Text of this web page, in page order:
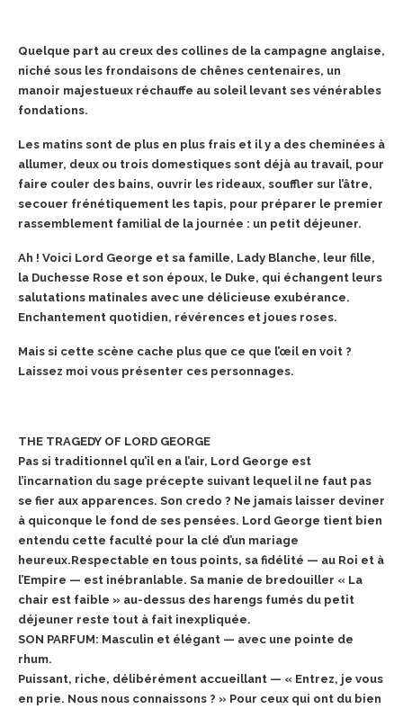
Quelque part au creux des collines de la campagne anglaise,
niché sous les frondaisons de chênes centenaires, un
manoir majestueux réchauffe au soleil levant ses vénérables
fondations.
Les matins sont de plus en plus frais et il y a des cheminées à
allumer, deux ou trois domestiques sont déjà au travail, pour
faire couler des bains, ouvrir les rideaux, souffler sur l’âtre,
secouer frénétiquement les tapis, pour préparer le premier
rassemblement familial de la journée : un petit déjeuner.
Ah ! Voici Lord George et sa famille, Lady Blanche, leur fille,
la Duchesse Rose et son époux, le Duke, qui échangent leurs
salutations matinales avec une délicieuse exubérance.
Enchantement quotidien, révérences et joues roses.
Mais si cette scène cache plus que ce que l’œil en voit ?
Laissez moi vous présenter ces personnages.
THE TRAGEDY OF LORD GEORGE
Pas si traditionnel qu’il en a l’air, Lord George est
l’incarnation du sage précepte suivant lequel il ne faut pas
se fier aux apparences. Son credo ? Ne jamais laisser deviner
à quiconque le fond de ses pensées. Lord George tient bien
entendu cette faculté pour la clé d’un mariage
heureux.Respectable en tous points, sa fidélité — au Roi et à
l’Empire — est inébranlable. Sa manie de bredouiller « La
chair est faible » au-dessus des harengs fumés du petit
déjeuner reste tout à fait inexpliquée.
SON PARFUM: Masculin et élégant — avec une pointe de
rhum.
Puissant, riche, délibérément accueillant — « Entrez, je vous
en prie. Nous nous connaissons ? » Pour ceux qui ont du bien